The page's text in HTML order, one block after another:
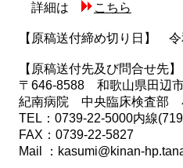
詳細は こちら
【原稿送付締め切り日】
【原稿送付先及び問合
〒646-8588 和歌山県田辺
紀南病院 中央臨床検査部
TEL：0739-22-5000内線
FAX：0739-22-5827
Mail ：kasumi@kinan-